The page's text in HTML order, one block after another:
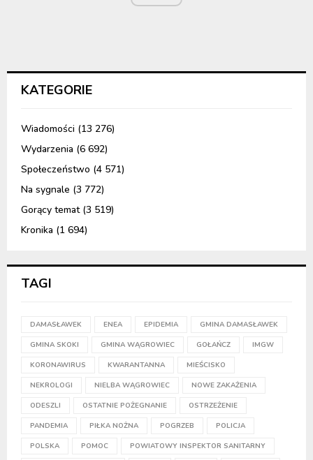
KATEGORIE
Wiadomości (13 276)
Wydarzenia (6 692)
Społeczeństwo (4 571)
Na sygnale (3 772)
Gorący temat(3 519)
Kronika (1 694)
TAGI
DAMASŁAWEK ENEA EPIDEMIA GMINA DAMASŁAWEK
GMINA SKOKI GMINA WĄGROWIEC GOŁAŃCZ IMGW
KORONAWIRUS KWARANTANNA MIEŚCISKO
NEKROLOGI NIELBA WĄGROWIEC NOWE ZAKAŻENIA
ODESZLI OSTATNIE POŻEGNANIE OSTRZEŻENIE
PANDEMIA PIŁKA NOŻNA POGRZEB POLICJA
POLSKA POMOC POWIATOWY INSPEKTOR SANITARNY